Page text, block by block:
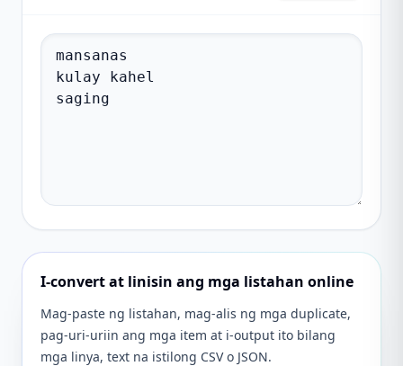
I-convert at linisin ang mga listahan online
Mag-paste ng listahan, mag-alis ng mga duplicate,
pag-uri-uriin ang mga item at i-output ito bilang
mga linya, text na istilong CSV o JSON.